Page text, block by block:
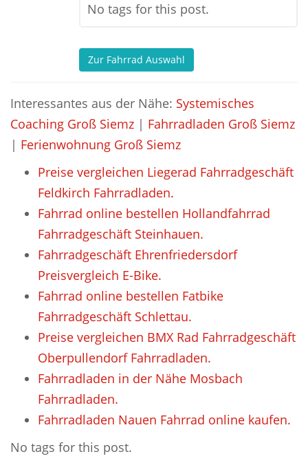
No tags for this post.
Zur Fahrrad Auswahl
Interessantes aus der Nähe: Systemisches
Coaching Groß Siemz | Fahrradladen Groß Siemz
| Ferienwohnung Groß Siemz
Preise vergleichen Liegerad Fahrradgeschäft
Feldkirch Fahrradladen.
Fahrrad online bestellen Hollandfahrrad
Fahrradgeschäft Steinhauen.
Fahrradgeschäft Ehrenfriedersdorf
Preisvergleich E-Bike.
Fahrrad online bestellen Fatbike
Fahrradgeschäft Schlettau.
Preise vergleichen BMX Rad Fahrradgeschäft
Oberpullendorf Fahrradladen.
Fahrradladen in der Nähe Mosbach
Fahrradladen.
Fahrradladen Nauen Fahrrad online kaufen.
No tags for this post.